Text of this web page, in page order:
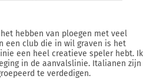
hebben van ploegen met veel
een club die in wil graven is het
een heel creatieve speler hebt. Ik
in de aanvalslinie. Italianen zijn
te verdedigen.